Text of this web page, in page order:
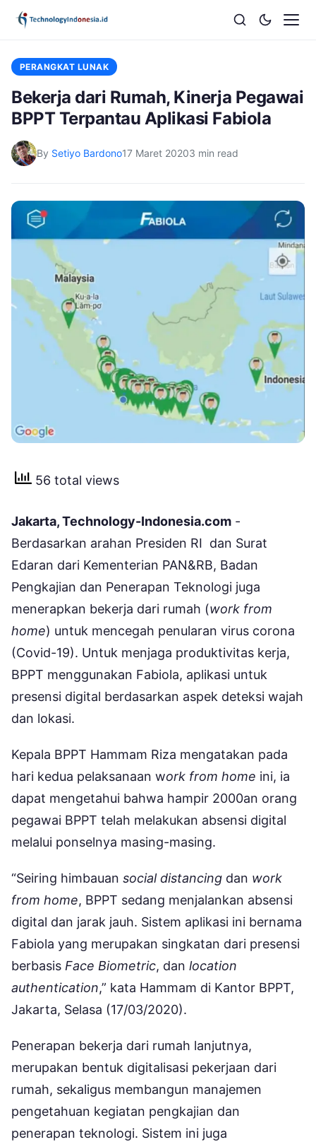
PERANGKAT LUNAK
Bekerja dari Rumah, Kinerja Pegawai
BPPT Terpantau Aplikasi Fabiola
By Setiyo Bardono17 Maret 20203 min read
56 total views
Jakarta, Technology-Indonesia.com -
Berdasarkan arahan Presiden RI dan Surat
Edaran dari Kementerian PAN&RB, Badan
Pengkajian dan Penerapan Teknologi juga
menerapkan bekerja dari rumah (work from
home) untuk mencegah penularan virus corona
(Covid-19). Untuk menjaga produktivitas kerja,
BPPT menggunakan Fabiola, aplikasi untuk
presensi digital berdasarkan aspek deteksi wajah
dan lokasi.
Kepala BPPT Hammam Riza mengatakan pada
hari kedua pelaksanaan work from home ini, ia
dapat mengetahui bahwa hampir 2000an orang
pegawai BPPT telah melakukan absensi digital
melalui ponselnya masing-masing.
“Seiring himbauan social distancing dan work
from home, BPPT sedang menjalankan absensi
digital dan jarak jauh. Sistem aplikasi ini bernama
Fabiola yang merupakan singkatan dari presensi
berbasis Face Biometric, dan location
authentication,” kata Hammam di Kantor BPPT,
Jakarta, Selasa (17/03/2020).
Penerapan bekerja dari rumah lanjutnya,
merupakan bentuk digitalisasi pekerjaan dari
rumah, sekaligus membangun manajemen
pengetahuan kegiatan pengkajian dan
penerapan teknologi. Sistem ini juga